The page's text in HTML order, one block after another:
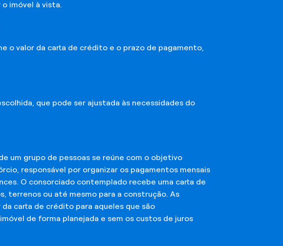
imóvel à vista.
o valor da carta de crédito e o prazo de pagamento,
que pode ser ajustada às necessidades do
um grupo de pessoas se reúne com o objetivo
responsável por organizar os pagamentos mensais
O consorciado contemplado recebe uma carta de
terrenos ou até mesmo para a construção. As
carta de crédito para aqueles que são
de forma planejada e sem os custos de juros